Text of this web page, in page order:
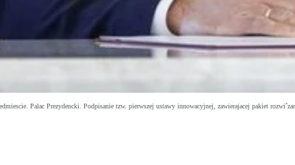
Palac Prezydencki. Podpisanie tzw. pierwszej ustawy innowacyjnej, zawierajacej pakiet